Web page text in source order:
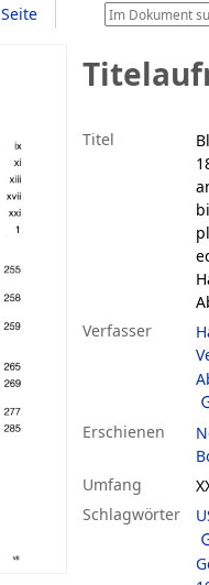
Seite
Titel
Verfasser
Erschienen
Umfang
Schlagwörter